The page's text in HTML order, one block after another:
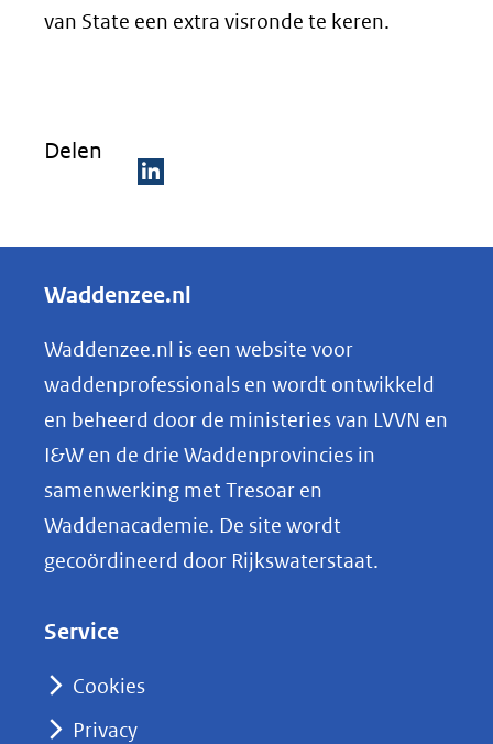
van State een extra visronde te keren.
Delen
e
e
n
o
p
k
e
Waddenzee.nl
Waddenzee.nl is een website voor
waddenprofessionals en wordt ontwikkeld
en beheerd door de ministeries van LVVN en
I&W en de drie Waddenprovincies in
samenwerking met Tresoar en
Waddenacademie. De site wordt
gecoördineerd door Rijkswaterstaat.
Service
Cookies
Privacy